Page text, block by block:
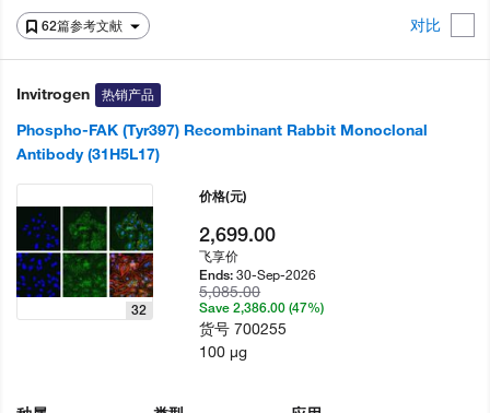
62篇参考文献 对比
Invitrogen 热销产品
Phospho-FAK (Tyr397) Recombinant Rabbit Monoclonal
Antibody (31H5L17)
32
价格(元)
2,699.00
飞享价
Ends:30-Sep-2026
5,085.00
Save 2,386.00 (47%)
货号700255
100 µg